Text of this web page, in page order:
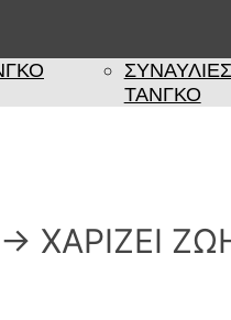
ΤΆΝΓΚΟ
ΧΑΡΙΖΕΙ